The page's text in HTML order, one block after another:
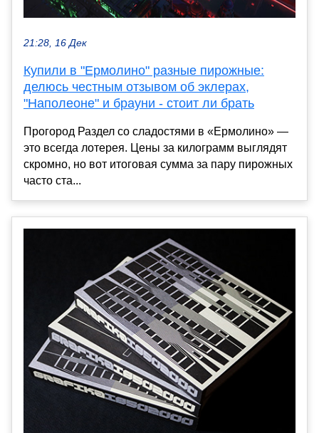
21:28, 16 Дек
Купили в "Ермолино" разные пирожные:
делюсь честным отзывом об эклерах,
"Наполеоне" и брауни - стоит ли брать
Прогород Раздел со сладостями в «Ермолино» —
это всегда лотерея. Цены за килограмм выглядят
скромно, но вот итоговая сумма за пару пирожных
часто ста...